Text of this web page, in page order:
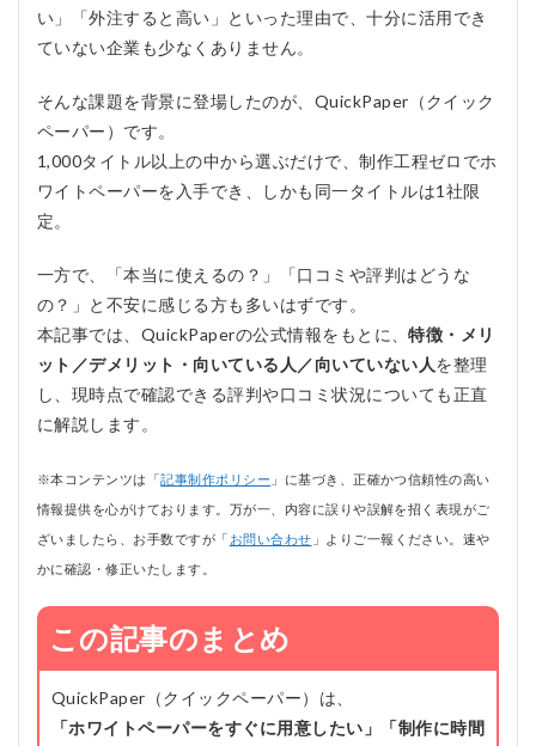
い」「外注すると高い」といった理由で、十分に活用でき
ていない企業も少なくありません。
そんな課題を背景に登場したのが、 QuickPaper （クイック
ペーパー）です。
1,000タイトル以上の中から選ぶだけで、制作工程ゼロでホ
ワイトペーパーを入手でき、しかも同一タイトルは1社限
定。
一方で、「本当に使えるの？」「口コミや評判はどうな
の？」と不安に感じる方も多いはずです。
本記事では、QuickPaperの公式情報をもとに、特徴・メリ
ット／デメリット・向いている人／向いていない人を整理
し、現時点で確認できる評判や口コミ状況についても正直
に解説します。
※本コンテンツは「記事制作ポリシー 」に基づき、正確かつ信頼性の高い
情報提供を心がけております。万が一、内容に誤りや誤解を招く表現がご
ざいましたら、お手数ですが「 お問い合わせ 」よりご一報ください。速や
かに確認・修正いたします。
この記事のまとめ
QuickPaper（クイックペーパー）は、
「ホワイトペーパーをすぐに用意したい」「制作に時間